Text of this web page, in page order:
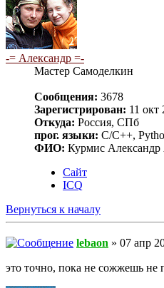
-= Александр =-
Мастер Самоделкин
Сообщения: 3678
Зарегистрирован: 11 окт
Откуда: Россия, СПб
прог. языки: C/C++,
ФИО: Курмис Александр
Сайт
ICQ
Вернуться к началу
lebaon » 07 апр
это точно, пока не сожжешь не